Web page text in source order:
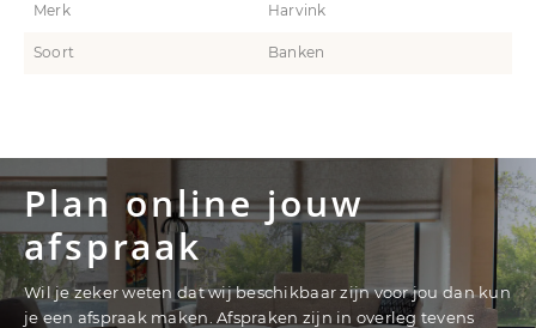
Merk Harvink
Soort Banken
Plan online jouw
afspraak
Wil je zeker weten dat wij beschikbaar zijn voor jou dan kun
je een afspraak maken. Afspraken zijn in overleg tevens